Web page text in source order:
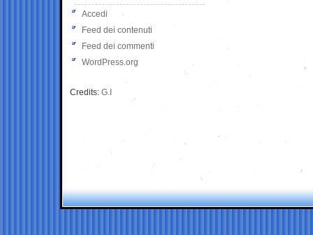
Accedi
Feed dei contenuti
Feed dei commenti
WordPress.org
Credits: G.I